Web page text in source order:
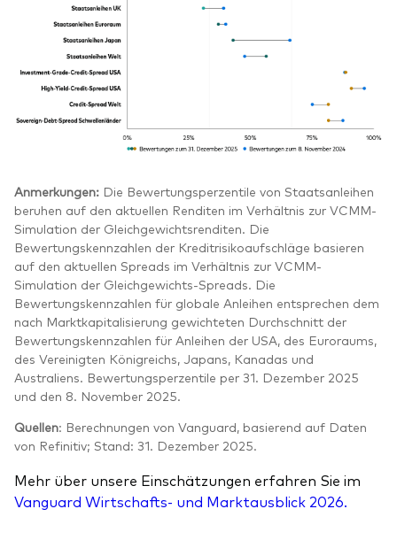
Anmerkungen: Die Bewertungsperzentile von Staatsanleihen
beruhen auf den aktuellen Renditen im Verhältnis zur VCMM-
Simulation der Gleichgewichtsrenditen. Die
Bewertungskennzahlen der Kreditrisikoaufschläge basieren
auf den aktuellen Spreads im Verhältnis zur VCMM-
Simulation der Gleichgewichts-Spreads. Die
Bewertungskennzahlen für globale Anleihen entsprechen dem
nach Marktkapitalisierung gewichteten Durchschnitt der
Bewertungskennzahlen für Anleihen der USA, des Euroraums,
des Vereinigten Königreichs, Japans, Kanadas und
Australiens. Bewertungsperzentile per 31. Dezember 2025
und den 8. November 2025.
Quellen: Berechnungen von Vanguard, basierend auf Daten
von Refinitiv; Stand: 31. Dezember 2025.
Mehr über unsere Einschätzungen erfahren Sie im
Vanguard Wirtschafts- und Marktausblick 2026.